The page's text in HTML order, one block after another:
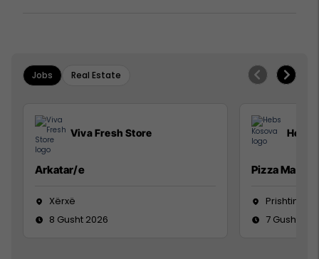
Jobs Real Estate
Viva Fresh Store
Arkatar/e
Xërxë
8 Gusht 2026
Hebs
Pizza Man
Prishtinë
7 Gusht